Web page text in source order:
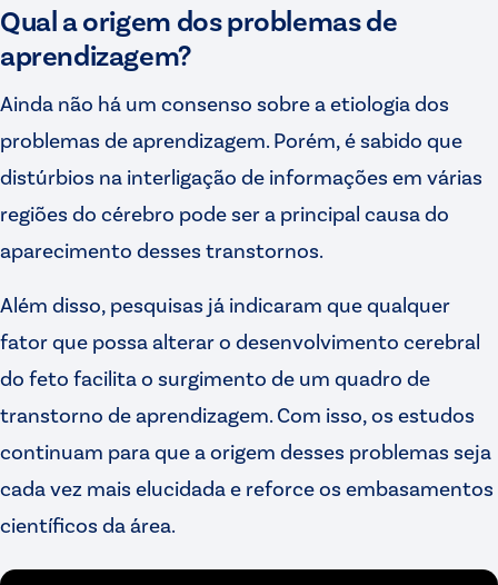
Qual a origem dos problemas de
aprendizagem?
Ainda não há um consenso sobre a etiologia dos
problemas de aprendizagem. Porém, é sabido que
distúrbios na interligação de informações em várias
regiões do cérebro pode ser a principal causa do
aparecimento desses transtornos.
Além disso, pesquisas já indicaram que qualquer
fator que possa alterar o desenvolvimento cerebral
do feto facilita o surgimento de um quadro de
transtorno de aprendizagem. Com isso, os estudos
continuam para que a origem desses problemas seja
cada vez mais elucidada e reforce os embasamentos
científicos da área.